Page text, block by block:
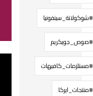
#شوكولاتة_سينفونيا
#صوص_جويكريم
#مستلزمات_كافيهات
#منتجات_ايركا